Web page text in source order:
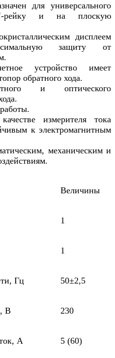
для универсального
рейку и на плоскую
дисплеем
защиту от
устройство имеет
обратного хода.
и оптического
измерителя тока
к электромагнитным
механическим и
Величины
1
1
Гц 50±2,5
В 230
А 5 (60)